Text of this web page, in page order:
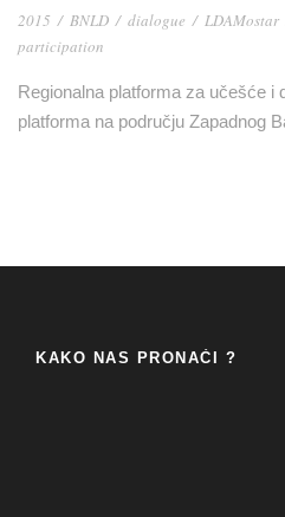
2015 / BNLD / dialogue / LDAMostar
participation
Regionalna platforma za učešće i
platforma na području Zapadnog
KAKO NAS PRONAĆI ?